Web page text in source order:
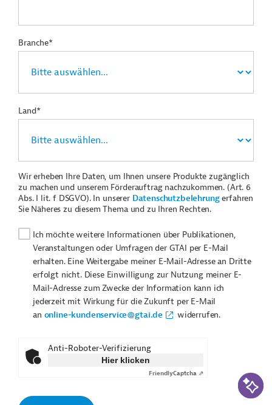
Branche*
Land*
Wir erheben Ihre Daten, um Ihnen unsere Produkte zugänglich
zu machen und unserem Förderauftrag nachzukommen. (Art. 6
Abs. I lit. f DSGVO). In unserer Datenschutzbelehrungerfahren
Sie Näheres zu diesem Thema und zu Ihren Rechten.
Ich möchte weitere Informationen über Publikationen,
Veranstaltungen oder Umfragen der GTAI per E-Mail
erhalten. Eine Weitergabe meiner E-Mail-Adresse an Dritte
erfolgt nicht. Diese Einwilligung zur Nutzung meiner E-
Mail-Adresse zum Zwecke der Information kann ich
jederzeit mit Wirkung für die Zukunft per E-Mail
an online-kundenservice@gtai.de widerrufen.
Anti-Roboter-Verifizierung
Hier klicken
FriendlyCaptcha ⇗ KI-